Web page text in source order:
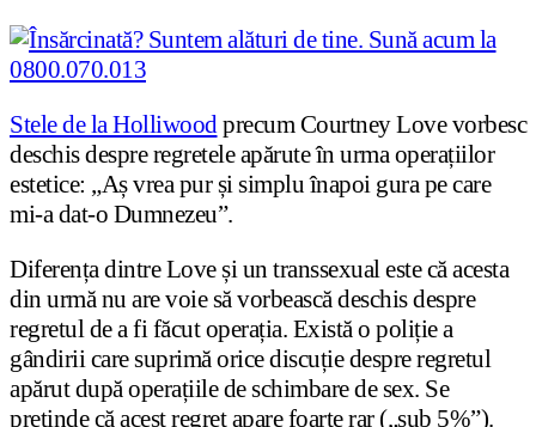
Stele de la Holliwood precum Courtney Love vorbesc
deschis despre regretele apărute în urma operațiilor
estetice: „Aș vrea pur și simplu înapoi gura pe care
mi-a dat-o Dumnezeu”.
Diferența dintre Love și un transsexual este că acesta
din urmă nu are voie să vorbească deschis despre
regretul de a fi făcut operația. Există o poliție a
gândirii care suprimă orice discuție despre regretul
apărut după operațiile de schimbare de sex. Se
pretinde că acest regret apare foarte rar („sub 5%”).